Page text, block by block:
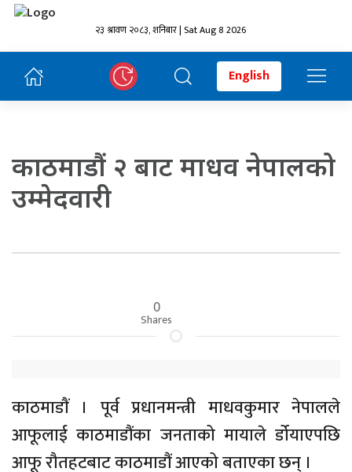
२३ श्रावण २०८३, शनिबार | Sat Aug 8 2026
English
काठमाडौं २ बाट माधव नेपालको
उम्मेदवारी
0
Shares
काठमाडाैं । पूर्व प्रधानमन्त्री माधवकुमार नेपालले
आफूलाई काठमाडौंका जनताको मायाले र्डोयाएपछि
आफू रौतहटबाट काठमाडौं आएको बताएका छन् ।